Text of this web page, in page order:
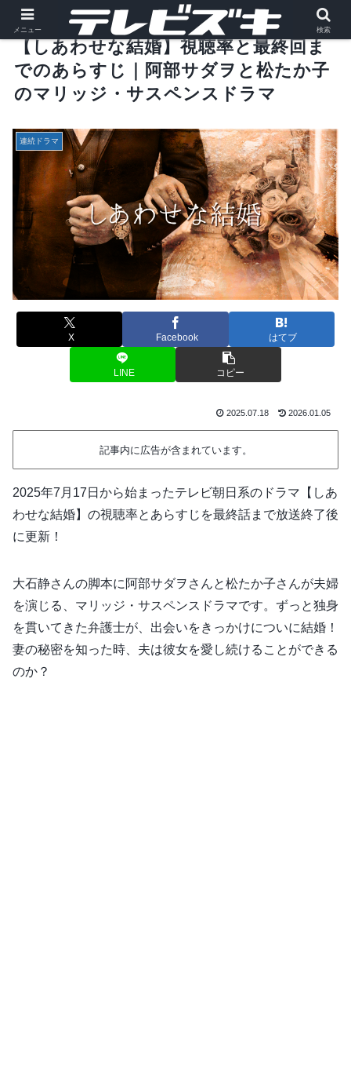
【しあわせな結婚】視聴率と最終回ま
でのあらすじ｜阿部サダヲと松たか子
のマリッジ・サスペンスドラマ
連続ドラマ
X Facebook はてブ
LINE コピー
2025.07.18 2026.01.05
記事内に広告が含まれています。
2025年7月17日から始まったテレビ朝日系のドラマ【しあ
わせな結婚】の視聴率とあらすじを最終話まで放送終了後
に更新！
大石静さんの脚本に阿部サダヲさんと松たか子さんが夫婦
を演じる、マリッジ・サスペンスドラマです。ずっと独身
を貫いてきた弁護士が、出会いをきっかけについに結婚！
妻の秘密を知った時、夫は彼女を愛し続けることができる
のか？
メニュー 検索